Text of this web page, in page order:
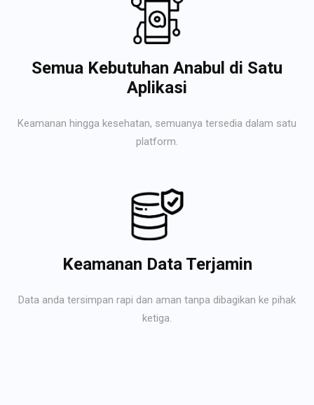
Semua Kebutuhan Anabul di Satu
Aplikasi
Keamanan hingga kesehatan, semuanya tersedia dalam satu
platform.
Keamanan Data Terjamin
Data anda tersimpan rapi dan aman tanpa dibagikan ke pihak
ketiga.